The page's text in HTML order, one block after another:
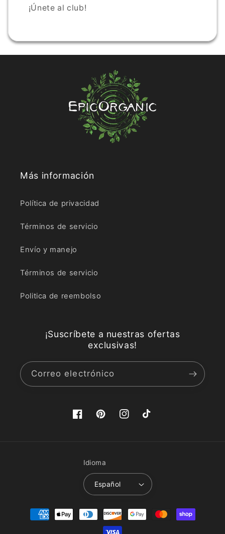
¡Únete al club!
Más información
Política de privacidad
Términos de servicio
Envío y manejo
Términos de servicio
Politica de reembolso
¡Suscríbete a nuestras ofertas
exclusivas!
Correo electrónico
FacebookPinterestInstagramTikTok
Idioma
Español
Formas